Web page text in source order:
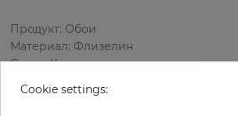
Продукт: Обои
Материал: Флизелин
Стиль: Классика
Размеры (ширина/длина): 52 см / 10.05 м
Cookie settings: